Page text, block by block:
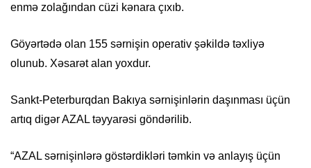
enmə zolağından cüzi kənara çıxıb.
Göyərtədə olan 155 sərnişin operativ şəkildə təxliyə
olunub. Xəsarət alan yoxdur.
Sankt-Peterburqdan Bakıya sərnişinlərin daşınması üçün
artıq digər AZAL təyyarəsi göndərilib.
“AZAL sərnişinlərə göstərdikləri təmkin və anlayış üçün